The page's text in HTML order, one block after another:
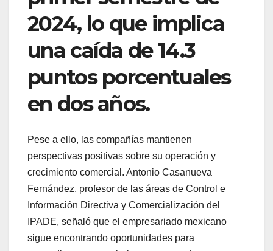
2024, lo que implica
una caída de 14.3
puntos porcentuales
en dos años.
Pese a ello, las compañías mantienen
perspectivas positivas sobre su operación y
crecimiento comercial. Antonio Casanueva
Fernández, profesor de las áreas de Control e
Información Directiva y Comercialización del
IPADE, señaló que el empresariado mexicano
sigue encontrando oportunidades para